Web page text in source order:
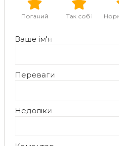
Так собі
Поганий
Ваше ім'я
Переваги
Недоліки